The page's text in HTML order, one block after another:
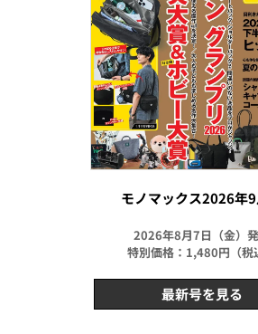
モノマックス2026年
2026年8月7日（金）
特別価格：1,480円（税
最新号を見る